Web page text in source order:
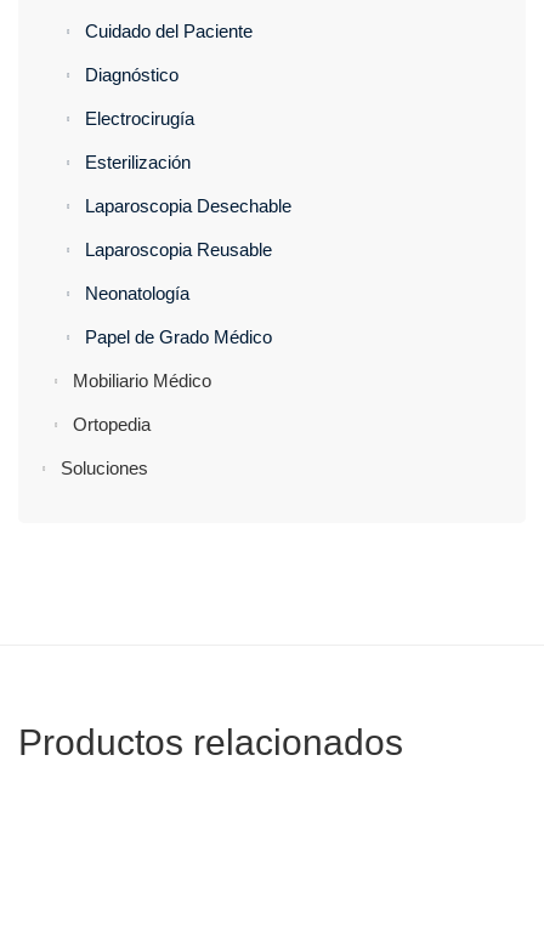
Cuidado del Paciente
Diagnóstico
Electrocirugía
Esterilización
Laparoscopia Desechable
Laparoscopia Reusable
Neonatología
Papel de Grado Médico
Mobiliario Médico
Ortopedia
Soluciones
Productos relacionados